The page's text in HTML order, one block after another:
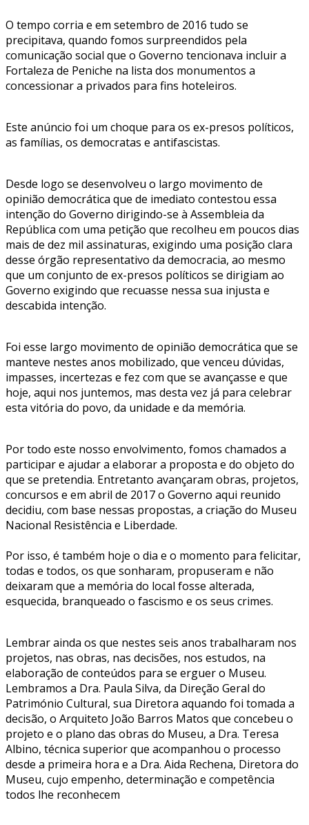
O tempo corria e em setembro de 2016 tudo se
precipitava, quando fomos surpreendidos pela
comunicação social que o Governo tencionava incluir a
Fortaleza de Peniche na lista dos monumentos a
concessionar a privados para fins hoteleiros.
Este anúncio foi um choque para os ex-presos políticos,
as famílias, os democratas e antifascistas.
Desde logo se desenvolveu o largo movimento de
opinião democrática que de imediato contestou essa
intenção do Governo dirigindo-se à Assembleia da
República com uma petição que recolheu em poucos dias
mais de dez mil assinaturas, exigindo uma posição clara
desse órgão representativo da democracia, ao mesmo
que um conjunto de ex-presos políticos se dirigiam ao
Governo exigindo que recuasse nessa sua injusta e
descabida intenção.
Foi esse largo movimento de opinião democrática que se
manteve nestes anos mobilizado, que venceu dúvidas,
impasses, incertezas e fez com que se avançasse e que
hoje, aqui nos juntemos, mas desta vez já para celebrar
esta vitória do povo, da unidade e da memória.
Por todo este nosso envolvimento, fomos chamados a
participar e ajudar a elaborar a proposta e do objeto do
que se pretendia. Entretanto avançaram obras, projetos,
concursos e em abril de 2017 o Governo aqui reunido
decidiu, com base nessas propostas, a criação do Museu
Nacional Resistência e Liberdade.
Por isso, é também hoje o dia e o momento para felicitar,
todas e todos, os que sonharam, propuseram e não
deixaram que a memória do local fosse alterada,
esquecida, branqueado o fascismo e os seus crimes.
Lembrar ainda os que nestes seis anos trabalharam nos
projetos, nas obras, nas decisões, nos estudos, na
elaboração de conteúdos para se erguer o Museu.
Lembramos a Dra. Paula Silva, da Direção Geral do
Património Cultural, sua Diretora aquando foi tomada a
decisão, o Arquiteto João Barros Matos que concebeu o
projeto e o plano das obras do Museu, a Dra. Teresa
Albino, técnica superior que acompanhou o processo
desde a primeira hora e a Dra. Aida Rechena, Diretora do
Museu, cujo empenho, determinação e competência
todos lhe reconhecem